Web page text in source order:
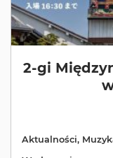
2-gi
Aktualności,